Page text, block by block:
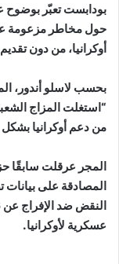
بودابست تعبّر بوضوح
حول مخاطر مزعومة
أوكرانيا، من دون
بحسب لاسلو أندور،
“استغلت المزاج
من دعم أوكرانيا
المجر عرقلت سابقًا
المصادقة على بيانات
عسكرية لأوكرانيا.